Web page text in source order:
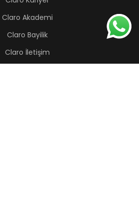
Claro Akademi
Claro Bayilik
Claro İletişim